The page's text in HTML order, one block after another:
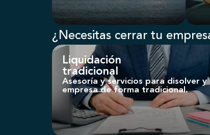
¿Necesitas cerrar tu
Liquidación
tradicional
Asesoría y servicios para disolver
empresa de forma tradicional.